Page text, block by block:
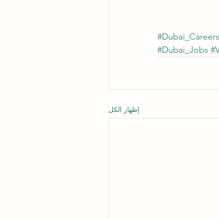
#Dubai_Careers
#Dubai_Jobs
إظهار الكل